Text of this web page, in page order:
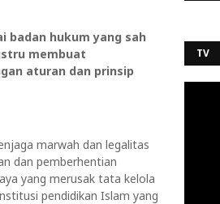
badan hukum yang sah
membuat
aturan dan prinsip
marwah dan legalitas
dan pemberhentian
yang merusak tata kelola
pendidikan Islam yang
TV